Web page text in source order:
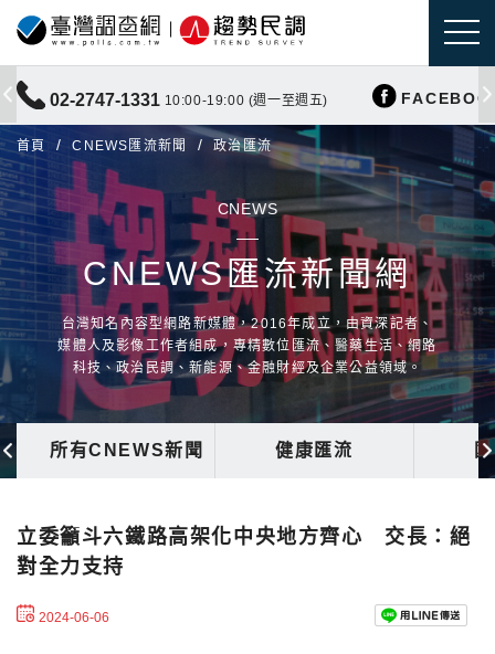
02-2747-1331 10:00-19:00 (週一至週五)
首頁 CNEWS匯流新聞 政治匯流
CNEWS
CNEWS匯流新聞網
台灣知名內容型網路新媒體，2016年成立，由資深記者、
媒體人及影像工作者組成，專精數位匯流、醫藥生活、網路
科技、政治民調、新能源、金融財經及企業公益領域。
所有CNEWS新聞 健康匯流
立委籲斗六鐵路高架化中央地方齊心 交長：絕
對全力支持
2024-06-06